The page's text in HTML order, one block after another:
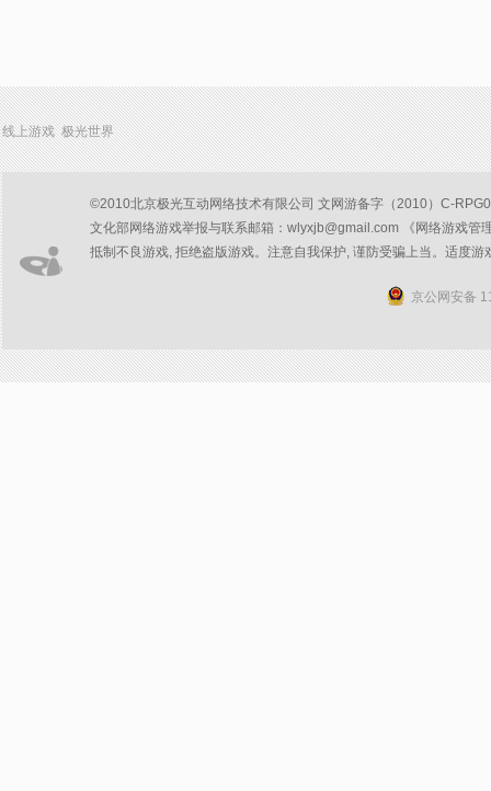
线上游戏 极光世界
©2010北京极光互动网络技术有限公司 文网游备字（2010）C-
文化部网络游戏举报与联系邮箱：wlyxjb@gmail.com 《网络游戏管
抵制不良游戏, 拒绝盗版游戏。注意自我保护, 谨防受骗上当。适度
京公网安备